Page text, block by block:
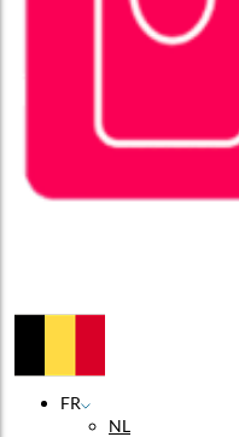
FR
NL